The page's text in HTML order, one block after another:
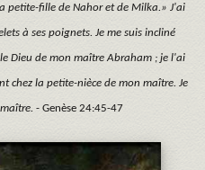
petite-fille de Nahor et de Milka.» J'ai
à ses poignets. Je me suis incliné
Dieu de mon maître Abraham ; je l'ai
chez la petite-nièce de mon maître. Je
- Genèse 24:45-47